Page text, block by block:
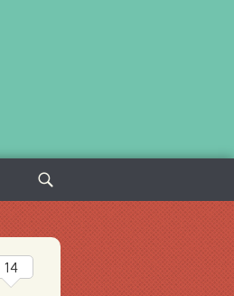
Sök
efter:
14